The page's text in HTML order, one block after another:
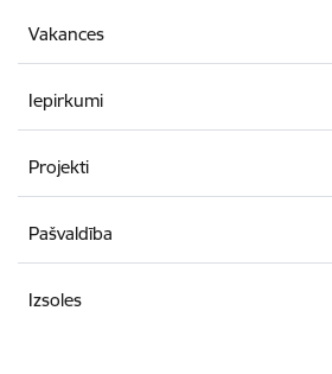
Vakances
Iepirkumi
Projekti
Pašvaldība
Izsoles